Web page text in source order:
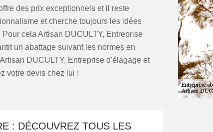
des prix exceptionnels et il reste
et cherche toujours les idées
cela Artisan DUCULTY, Entreprise
un abattage suivant les normes en
DUCULTY, Entreprise d'élagage et
votre devis chez lui !
: DÉCOUVREZ TOUS LES